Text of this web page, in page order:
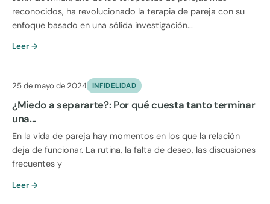
reconocidos, ha revolucionado la terapia de pareja con su
enfoque basado en una sólida investigación...
Leer →
25 de mayo de 2024 INFIDELIDAD
¿Miedo a separarte?: Por qué cuesta tanto terminar
una...
En la vida de pareja hay momentos en los que la relación
deja de funcionar. La rutina, la falta de deseo, las discusiones
frecuentes y
Leer →